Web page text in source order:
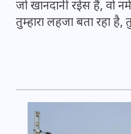
जो खानदानी रईस हैं, वो
तुम्हारा लहजा बता रहा है,